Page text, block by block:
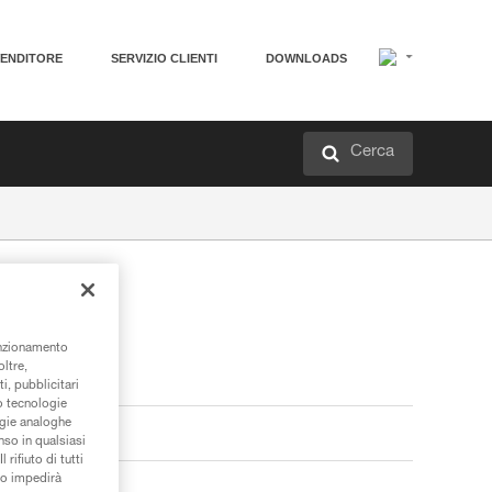
SERVIZIO CLIENTI DOWNLOADS
Cerca
pubblicitari
tecnologie
analoghe
in qualsiasi
rifiuto di tutti
impedirà